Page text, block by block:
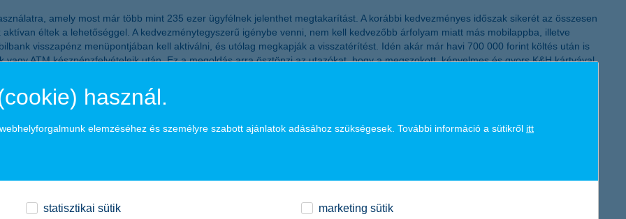
amely most már több mint 235 ezer ügyfélnek jelenthet megtakarítást. A korábbi kedvezményes időszak sikerét az összesen
éltek a lehetőséggel. A kedvezménytegyszerű igénybe venni, nem kell kedvezőbb árfolyam miatt más mobilappba, illetve
visszapénz menüpontjában kell aktiválni, és utólag megkapják a visszatérítést. Idén akár már havi 700 000 forint költés után is
ATM készpénzfelvételeik után. Ez a megoldás arra ösztönzi az utazókat, hogy a megszokott, kényelmes és gyors K&H kártyával
a bank saját devizaárfolyamán váltja át az összeget, és az ATM-üzemeltető is felszámíthat külön díjat. A készpénzhasználat ezért
szolgáltatóknál nem elérhető az elektronikus fizetés.
az utazónak arra az esetre, ha a mobilfizetés mégsem lenne lehetséges valamiért.
használ.
elemzéséhez és személyre szabott ajánlatok adásához szükségesek. További információ a sütikről itt
statisztikai sütik marketing sütik